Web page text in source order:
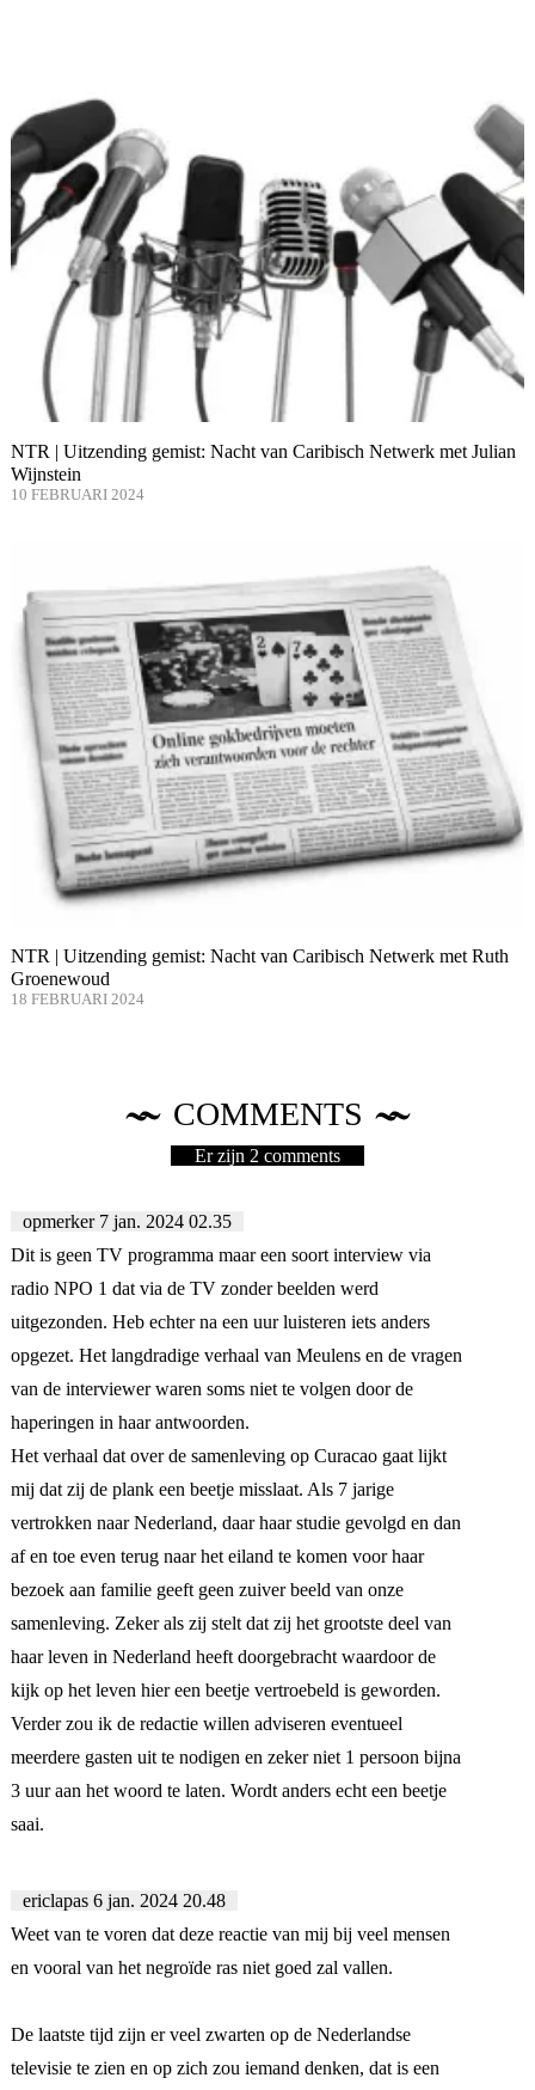
NTR | Uitzending gemist: Nacht van Caribisch Netwerk met Julian
Wijnstein
10 FEBRUARI 2024
NTR | Uitzending gemist: Nacht van Caribisch Netwerk met Ruth
Groenewoud
18 FEBRUARI 2024
COMMENTS
Er zijn 2 comments
opmerker 7 jan. 2024 02.35
Dit is geen TV programma maar een soort interview via
radio NPO 1 dat via de TV zonder beelden werd
uitgezonden. Heb echter na een uur luisteren iets anders
opgezet. Het langdradige verhaal van Meulens en de vragen
van de interviewer waren soms niet te volgen door de
haperingen in haar antwoorden.
Het verhaal dat over de samenleving op Curacao gaat lijkt
mij dat zij de plank een beetje misslaat. Als 7 jarige
vertrokken naar Nederland, daar haar studie gevolgd en dan
af en toe even terug naar het eiland te komen voor haar
bezoek aan familie geeft geen zuiver beeld van onze
samenleving. Zeker als zij stelt dat zij het grootste deel van
haar leven in Nederland heeft doorgebracht waardoor de
kijk op het leven hier een beetje vertroebeld is geworden.
Verder zou ik de redactie willen adviseren eventueel
meerdere gasten uit te nodigen en zeker niet 1 persoon bijna
3 uur aan het woord te laten. Wordt anders echt een beetje
saai.
ericlapas 6 jan. 2024 20.48
Weet van te voren dat deze reactie van mij bij veel mensen
en vooral van het negroïde ras niet goed zal vallen.
De laatste tijd zijn er veel zwarten op de Nederlandse
televisie te zien en op zich zou iemand denken, dat is een